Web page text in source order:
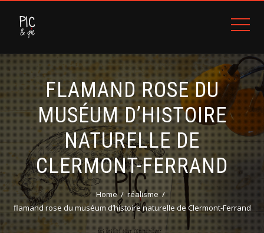
FLAMAND ROSE DU
MUSÉUM D’HISTOIRE
NATURELLE DE
CLERMONT-FERRAND
Home
réalisme
flamand rose du muséum d’histoire naturelle de Clermont-Ferrand